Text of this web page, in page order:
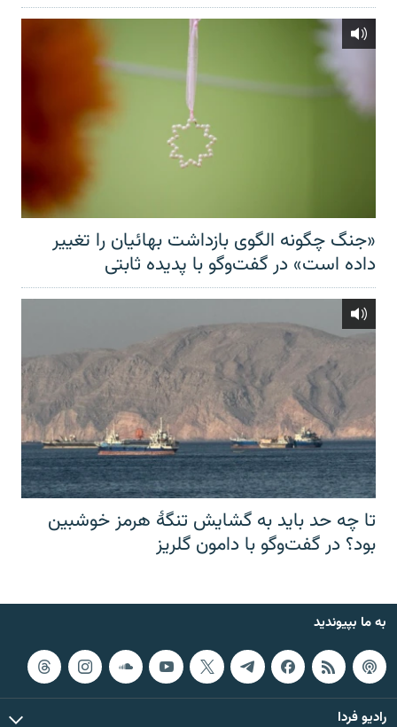
«جنگ چگونه الگوی بازداشت بهائیان را تغییر
داده است» در گفت‌وگو با پدیده ثابتی
تا چه حد باید به گشایش تنگهٔ هرمز خوشبین
بود؟ در گفت‌وگو با دامون گلریز
به ما بپیوندید
رادیو فردا